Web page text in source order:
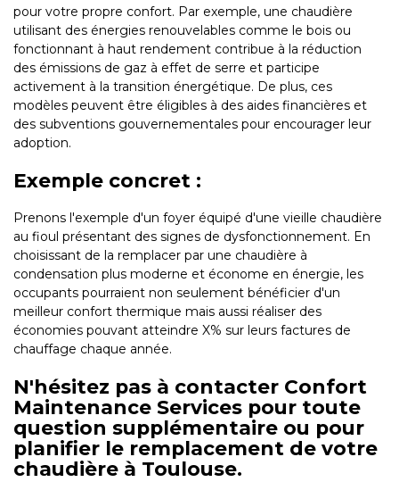
pour votre propre confort. Par exemple, une chaudière
utilisant des énergies renouvelables comme le bois ou
fonctionnant à haut rendement contribue à la réduction
des émissions de gaz à effet de serre et participe
activement à la transition énergétique. De plus, ces
modèles peuvent être éligibles à des aides financières et
des subventions gouvernementales pour encourager leur
adoption.
Exemple concret :
Prenons l'exemple d'un foyer équipé d'une vieille chaudière
au fioul présentant des signes de dysfonctionnement. En
choisissant de la remplacer par une chaudière à
condensation plus moderne et économe en énergie, les
occupants pourraient non seulement bénéficier d'un
meilleur confort thermique mais aussi réaliser des
économies pouvant atteindre X% sur leurs factures de
chauffage chaque année.
N'hésitez pas à contacter Confort
Maintenance Services pour toute
question supplémentaire ou pour
planifier le remplacement de votre
chaudière à Toulouse.